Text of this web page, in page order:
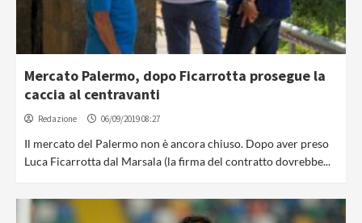
Mercato Palermo, dopo Ficarrotta prosegue la
caccia al centravanti
Redazione 06/09/2019 08:27
Il mercato del Palermo non è ancora chiuso. Dopo aver preso
Luca Ficarrotta dal Marsala (la firma del contratto dovrebbe...